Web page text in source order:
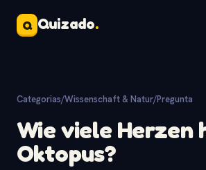
Q Quizado.
Categorias/Wissenschaft & Natur/Pregunta
Wie viele Herzen
Oktopus?